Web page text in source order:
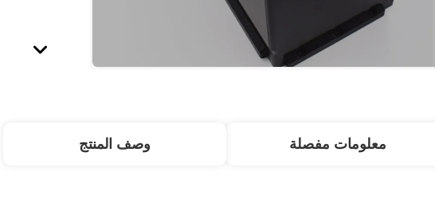
معلومات مفصلة وصف المنتج